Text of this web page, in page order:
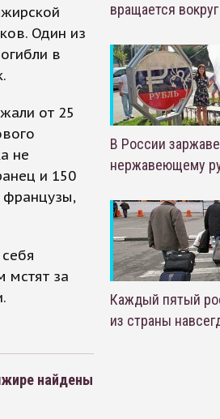
Один из
в
от 25
не
и 150
французы,
мстят за
найдены
вращается
В России
нержавеющему
Каждый пятый
из страны